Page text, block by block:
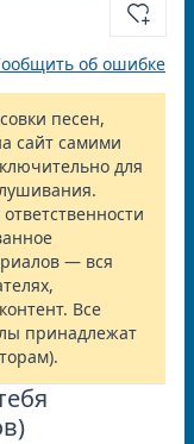
об ошибке
песен,
сайт самими
для
— вся
Все
принадлежат